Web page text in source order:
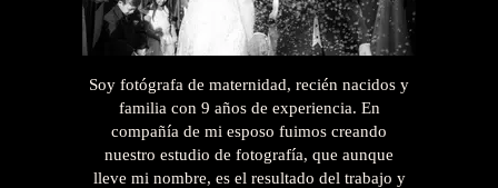
Soy fotógrafa de maternidad, recién nacidos y
familia con 9 años de experiencia. En
compañía de mi esposo fuimos creando
nuestro estudio de fotografía, que aunque
lleve mi nombre, es el resultado del trabajo y